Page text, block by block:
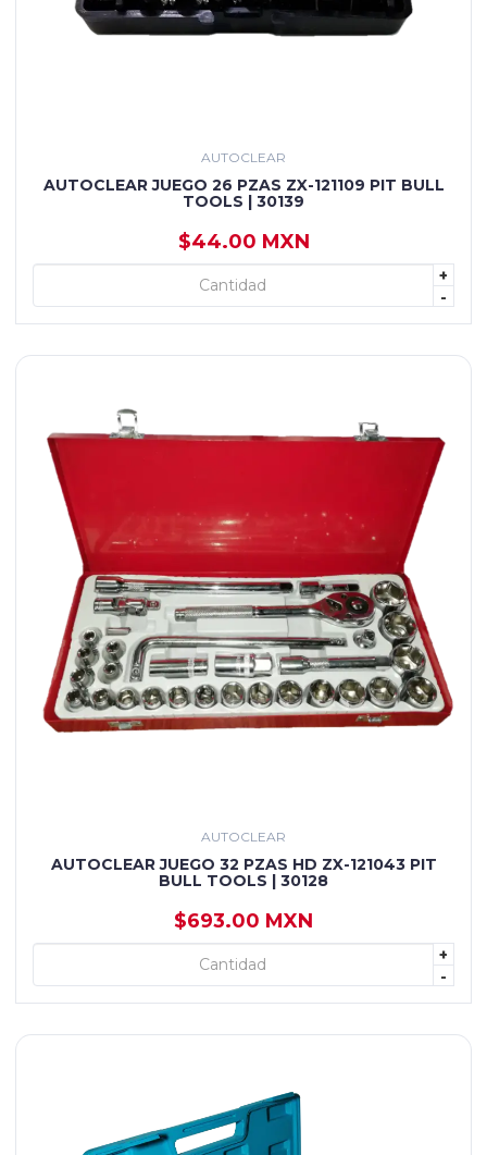
AUTOCLEAR
AUTOCLEAR JUEGO 26 PZAS ZX-121109 PIT BULL
TOOLS | 30139
$44.00 MXN
+
-
+ AGREGAR
AUTOCLEAR
AUTOCLEAR JUEGO 32 PZAS HD ZX-121043 PIT
BULL TOOLS | 30128
$693.00 MXN
+
-
+ AGREGAR